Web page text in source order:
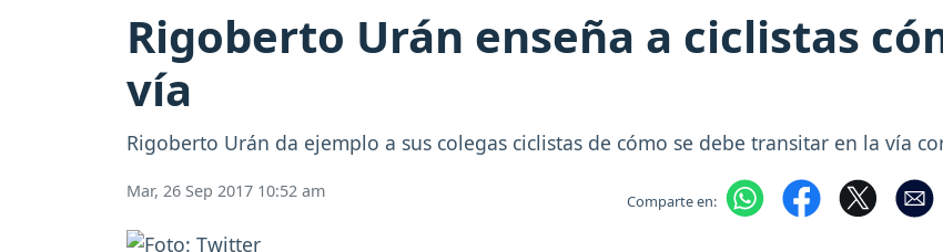
Rigoberto Urán enseña a ciclistas
vía
Rigoberto Urán da ejemplo a sus colegas ciclistas de cómo se debe transitar en la vía
Mar, 26 Sep 2017 10:52 am Comparte en: